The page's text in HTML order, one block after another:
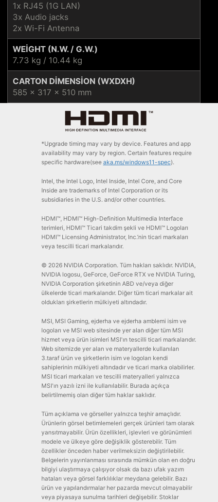
1x RJ45 (1G LAN)
3x Audio jacks
2x Wi-Fi Antenna
WEIGHT (N.W. / G.W.)
7.73 kg / 10.44 kg
CARTON DIMENSION (WXDXH)
585 x 317 x 510 mm
*Upgrade timing may vary by device. Features and app
availability may vary by region. Certain features require
specific hardware(see aka.ms/windows11-spec).
Intel, the Intel Logo, Intel Inside, Intel Core, and Core
Inside are trademarks of Intel Corporation or its
subsidiaries in the U.S. and/or other countries.
HDMI™, HDMI™ High-Definition Multimedia Interface
terimleri, HDMI™ Ticari takdim şekli ve HDMI™ Logoları
HDMI™ Licensing Administrator, Inc.’nin ticari markaları
veya tescilli ticari markalarıdır.
© 2026 NVIDIA Corporation. Tüm hakları saklıdır. NVIDIA,
NVIDIA logosu, GeForce, GeForce RTX ve NVIDIA Turing,
NVIDIA Corporation şirketinin ABD ve/veya diğer
ülkelerde ticari markalarıdır. Diğer tüm ticari markalar ait
oldukları şirketlerin mülkiyeti altındadır.
MSI, MSI Gaming, ejderha ve ejderha amblemi isim ve
logoları ve MSI web sitesinde yer alan diğer tüm MSI
hizmet veya ürün isimleri MSI'ın tescilli ticari markalarıdır.
Web sitemizde yer alan ve materyallerde kullanılan
3.taraf ürün ve şirketlerin isim ve logoları kendi
sahiplerinin mülkiyeti altındadır ve ticari marka olabilirler.
MSI ticari markaları ve tescilli materyalleri yalnızca
MSI'ın yazılı izni ile kullanılabilir. Burada açıkça
belirtilmemiş olan diğer tüm haklar saklıdır.
Tüm açıklama ve görseller yalnızca teşhir amaçlıdır.
Ürünlerin görsel betimlemeleri gerçek ürünleri tam olarak
yansıtmayabilir. Ürün özellikleri, işlevleri ve görünümleri
modele ve ülkeye göre değişiklik gösterebilir. Tüm
özellikler önceden haber verilmeksizin değiştirilebilir.
Belgelerin yayınlanması sırasında mümkün olan en doğru
bilgiyi ulaştırmaya çalışıyor olsak da bazı ufak yazım
hataları veya görsel farklılıklar meydana gelebilir. Bazı
ürün ve yapılandırmalar her pazarda mevcut olmayabilir
veya piyasaya sunulma tarihleri değişebilir. Stoklar